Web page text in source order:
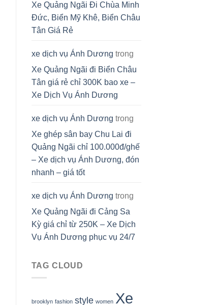
Xe Quảng Ngãi Đi Chùa Minh
Đức, Biển Mỹ Khê, Biển Châu
Tân Giá Rẻ
xe dịch vụ Ánh Dương trong
Xe Quảng Ngãi đi Biển Châu
Tân giá rẻ chỉ 300K bao xe –
Xe Dịch Vụ Ánh Dương
xe dịch vụ Ánh Dương trong
Xe ghép sân bay Chu Lai đi
Quảng Ngãi chỉ 100.000đ/ghế
– Xe dịch vụ Ánh Dương, đón
nhanh – giá tốt
xe dịch vụ Ánh Dương trong
Xe Quảng Ngãi đi Cảng Sa
Kỳ giá chỉ từ 250K – Xe Dịch
Vụ Ánh Dương phục vụ 24/7
TAG CLOUD
brooklyn fashion style women Xe